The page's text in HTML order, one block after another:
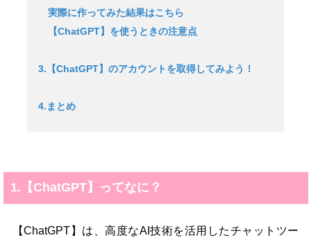
実際に作ってみた結果はこちら
【ChatGPT】を使うときの注意点
3.【ChatGPT】のアカウントを取得してみよう！
4.まとめ
1.【ChatGPT】ってなに？
【ChatGPT】は、高度なAI技術を活用したチャットツー